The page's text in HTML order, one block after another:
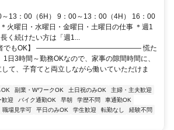
13：00（6H） 9：00～13：00（4H） 16：00
火曜日・水曜日・金曜日・土曜日の仕事 ＊週1
く続けたい方は「週1...
格者でもOK】 ――――――――――――――― 慌た
日3時間～勤務OKなので、家事の隙間時間に、
て、子育てと両立しながら働いていただけま
副業・WワークOK 土日祝のみOK
主婦・主夫歓迎
歓迎 バイク通勤OK 早朝 学歴不問
車通勤OK
職場見学可 平日のみOK 学生歓迎 転勤なし
経験不問